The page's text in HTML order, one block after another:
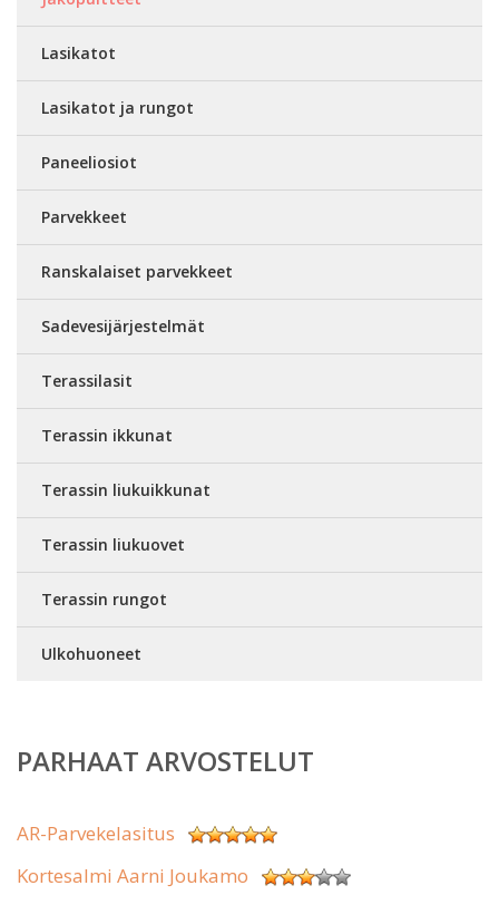
Lasikatot
Lasikatot ja rungot
Paneeliosiot
Parvekkeet
Ranskalaiset parvekkeet
Sadevesijärjestelmät
Terassilasit
Terassin ikkunat
Terassin liukuikkunat
Terassin liukuovet
Terassin rungot
Ulkohuoneet
PARHAAT ARVOSTELUT
AR-Parvekelasitus
Kortesalmi Aarni Joukamo